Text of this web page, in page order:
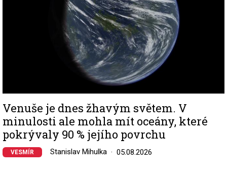
Venuše je dnes žhavým světem. V
minulosti ale mohla mít oceány, které
pokrývaly 90 % jejího povrchu
VESMÍR Stanislav Mihulka 05.08.2026